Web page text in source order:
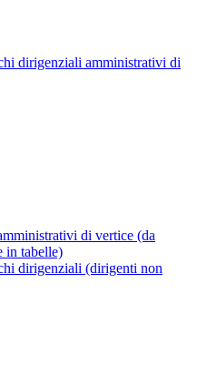
dirigenziali amministrativi di
di vertice (da
in tabelle)
dirigenziali (dirigenti non